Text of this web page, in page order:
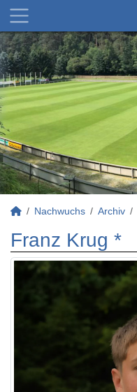
Nachwuchs Archiv
Franz Krug *